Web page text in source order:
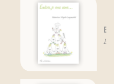
je vous aime...
Vigot-Lagandré